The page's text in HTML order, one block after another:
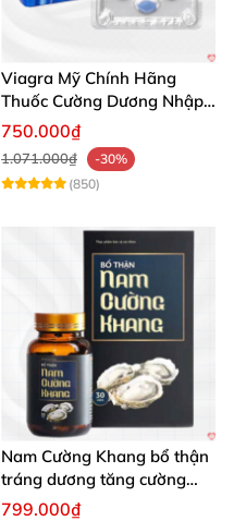
Viagra Mỹ Chính Hãng
Thuốc Cường Dương Nhập
Khẩu Chính Ngạch
750.000₫
1.071.000₫
-30%
(850)
Nam Cường Khang bổ thận
tráng dương tăng cường
sinh lực bền lâu
799.000₫